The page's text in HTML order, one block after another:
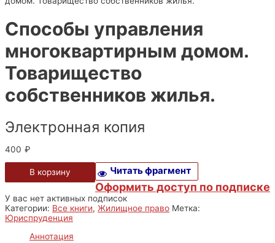
Способы управления
многоквартирным домом.
Товарищество
собственников жилья.
Электронная копия
400 ₽
В корзину Читать фрагмент
Оформить доступ по подписке
У вас нет активных подписок
Категории: Все книги, Жилищное право Метка:
Юриспруденция
Аннотация